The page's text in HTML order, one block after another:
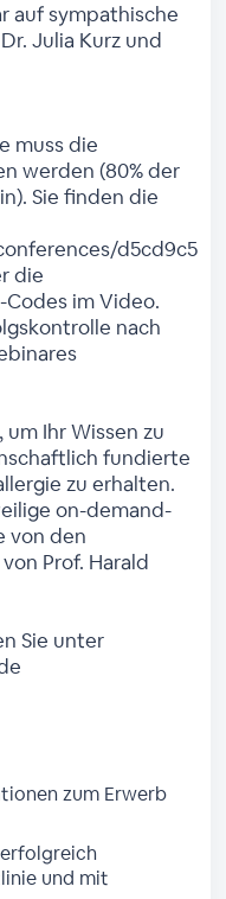
auf sympathische
Julia Kurz und
muss die
werden (80% der
Sie finden die
d5cd9c5
die
im Video.
nach
Ihr Wissen zu
fundierte
zu erhalten.
on-demand-
von den
Prof. Harald
Sie unter
zum Erwerb
und mit